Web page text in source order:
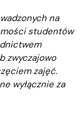
na
studentów
zwyczajowo
zajęć.
wyłącznie za